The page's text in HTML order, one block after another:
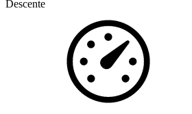
Descente